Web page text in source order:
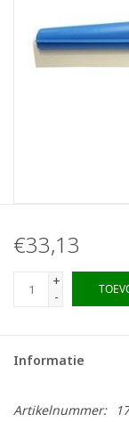
€33,13
+
-
Informatie
Artikelnummer: